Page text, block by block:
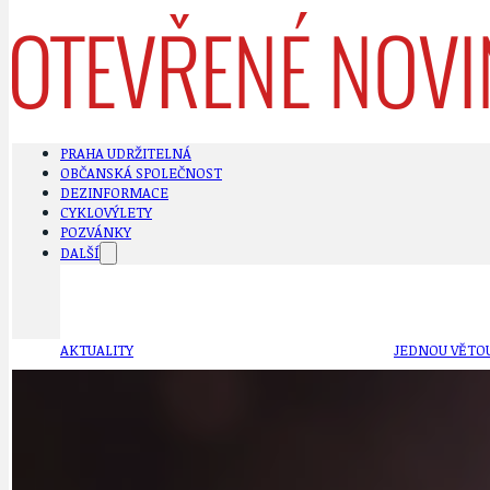
PRAHA UDRŽITELNÁ
OBČANSKÁ SPOLEČNOST
DEZINFORMACE
CYKLOVÝLETY
POZVÁNKY
DALŠÍ
AKTUALITY JEDNOU